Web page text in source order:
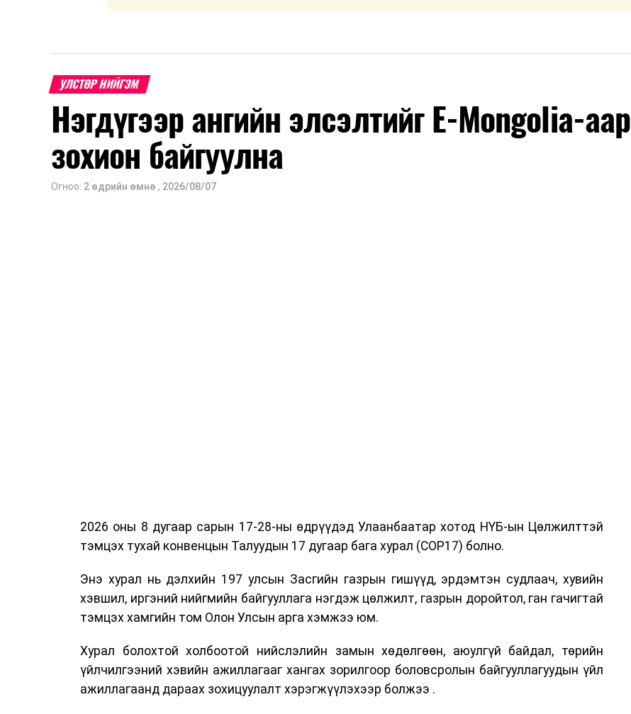
УЛСТӨР НИЙГЭМ
Нэгдүгээр ангийн элсэлтийг E-Mongolia-аар
зохион байгуулна
Огноо: 2 өдрийн өмнө , 2026/08/07
2026 оны 8 дугаар сарын 17-28-ны өдрүүдэд Улаанбаатар хотод НҮБ-ын Цөлжилттэй
тэмцэх тухай конвенцын Талуудын 17 дугаар бага хурал (COP17) болно.
Энэ хурал нь дэлхийн 197 улсын Засгийн газрын гишүүд, эрдэмтэн судлаач, хувийн
хэвшил, иргэний нийгмийн байгууллага нэгдэж цөлжилт, газрын доройтол, ган гачигтай
тэмцэх хамгийн том Олон Улсын арга хэмжээ юм.
Хурал болохтой холбоотой нийслэлийн замын хөдөлгөөн, аюулгүй байдал, төрийн
үйлчилгээний хэвийн ажиллагааг хангах зорилгоор боловсролын байгууллагуудын үйл
ажиллагаанд дараах зохицуулалт хэрэгжүүлэхээр болжээ .